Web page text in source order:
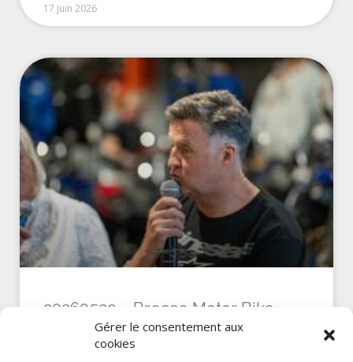
Gérer le consentement aux
cookies
17 juin 2026
20260529 – Bresse Motor Bike –
ITW Laurent COCHET